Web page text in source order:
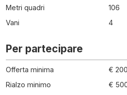
Metri quadri
106
Vani
4
Per partecipare
Offerta minima
€
Rialzo minimo
€